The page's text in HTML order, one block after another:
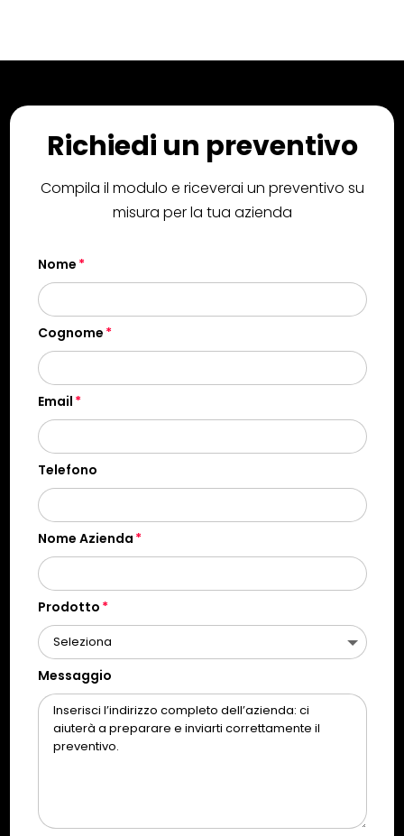
Richiedi un preventivo
Compila il modulo e riceverai un preventivo su
misura per la tua azienda
Nome
Cognome
Email
Telefono
Nome Azienda
Prodotto
Messaggio